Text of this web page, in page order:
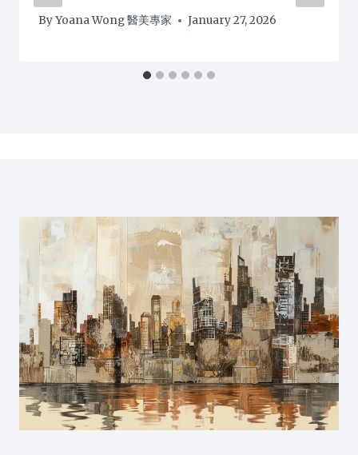
ByYoana Wong 醫美專家 January 27, 2026